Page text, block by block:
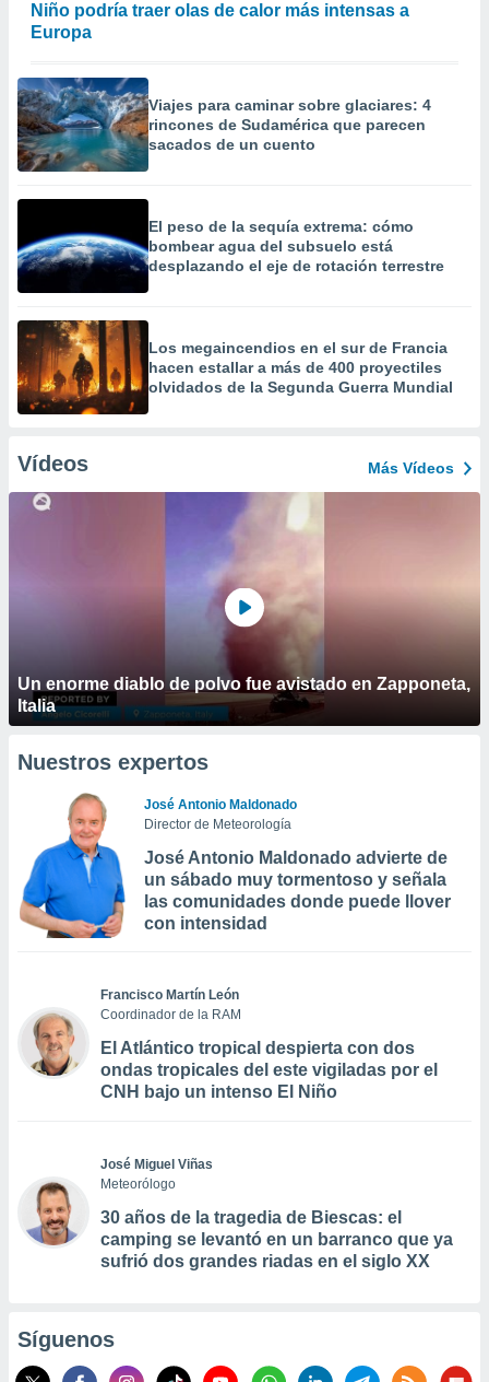
Niño podría traer olas de calor más intensas a
Europa
Viajes para caminar sobre glaciares: 4
rincones de Sudamérica que parecen
sacados de un cuento
El peso de la sequía extrema: cómo
bombear agua del subsuelo está
desplazando el eje de rotación terrestre
Los megaincendios en el sur de Francia
hacen estallar a más de 400 proyectiles
olvidados de la Segunda Guerra Mundial
Vídeos Más Vídeos
Un enorme diablo de polvo fue avistado en Zapponeta,
Italia
Nuestros expertos
José Antonio Maldonado
Director de Meteorología
José Antonio Maldonado advierte de
un sábado muy tormentoso y señala
las comunidades donde puede llover
con intensidad
Francisco Martín León
Coordinador de la RAM
El Atlántico tropical despierta con dos
ondas tropicales del este vigiladas por el
CNH bajo un intenso El Niño
José Miguel Viñas
Meteorólogo
30 años de la tragedia de Biescas: el
camping se levantó en un barranco que ya
sufrió dos grandes riadas en el siglo XX
Síguenos